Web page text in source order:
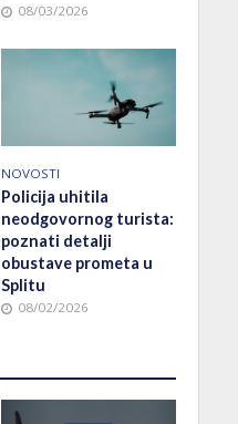
08/03/2026
NOVOSTI
Policija uhitila
neodgovornog turista:
poznati detalji
obustave prometa u
Splitu
08/02/2026